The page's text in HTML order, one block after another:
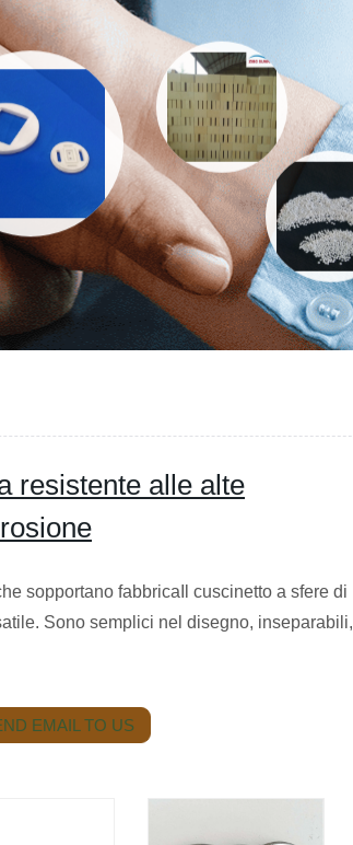
resistente alle alte
sopportano fabbricaIl cuscinetto a sfere di
Sono semplici nel disegno, inseparabili,
EMAIL TO US